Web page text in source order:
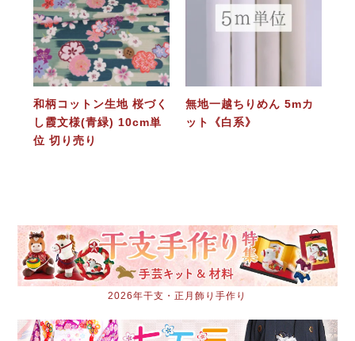
和柄コットン生地 桜づく
し霞文様(青緑) 10cm単
位 切り売り
無地一越ちりめん 5mカ
ット《白系》
2026年干支・正月飾り手作り